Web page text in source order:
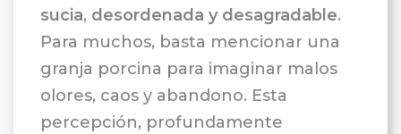
sucia, desordenada y desagradable.
Para muchos, basta mencionar una
granja porcina para imaginar malos
olores, caos y abandono. Esta
percepción, profundamente